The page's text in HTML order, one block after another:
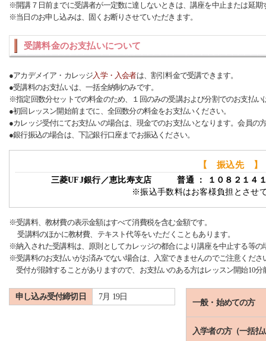
※開講７日前までに受講者が一定数に達しないときは、講座を中止または延期
※当日のお申し込みは、固くお断りさせていただきます。
受講料金のお支払いについて
●アカデメイア・カレッジ入学・入会者は、割引料金で受講できます。
●受講料のお支払いは、一括全納制のみです。
※指定回数分セットでの料金のため、１回のみの受講および分割でのお支払い
●初回レッスン開始前までに、全回数分の料金をお支払いください。
●カレッジ受付にてお支払いの場合は、現金でのお支払いとなります。会員の
●銀行振込の場合は、下記銀行口座までお振込ください。
【 振込先 】
三菱UFJ銀行／恵比寿支店 普通 ： １０８２１
※振込手数料はお客様負担とさせ
※受講料、教材費の表示金額はすべて消費税を含む金額です。
受講料のほかに教材費、テキスト代等をいただくこともあります。
※納入された受講料は、原則としてカレッジの都合により講座を中止する等
※受講料のお支払いがお済みでない場合は、入室できませんのでご注意くださ
受付が混雑することがありますので、お支払いのある方はレッスン開始10分
申し込み受付締切日 7月 19日
一般・始めての方
入学者の方（一括払